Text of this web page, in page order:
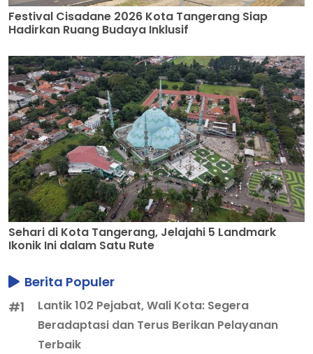
Festival Cisadane 2026 Kota Tangerang Siap
Hadirkan Ruang Budaya Inklusif
Sehari di Kota Tangerang, Jelajahi 5 Landmark
Ikonik Ini dalam Satu Rute
Berita Populer
#1
Lantik 102 Pejabat, Wali Kota: Segera
Beradaptasi dan Terus Berikan Pelayanan
Terbaik